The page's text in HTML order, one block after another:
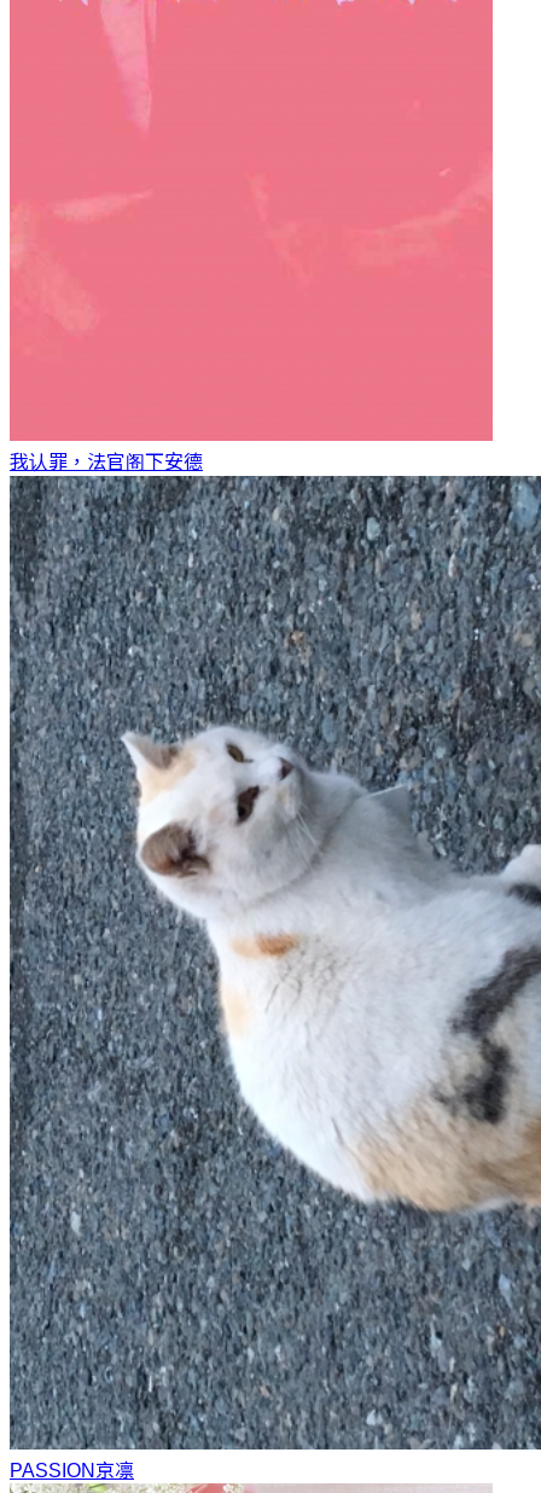
我认罪，法官阁下安德
PASSION 京凛